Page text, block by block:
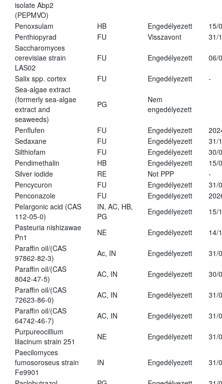
isolate Abp2
(PEPMVO)
Penoxsulam HB Engedélyezett
15/
Penthiopyrad
FU Visszavont
31/
Saccharomyces
cerevisiae strain
LAS02
FU Engedélyezett 06/
Salix spp. cortex FU Engedélyezett
-
Sea-algae extract
(formerly sea-algae
extract and
seaweeds)
PG
Nem
engedélyezett
Penflufen FU Engedélyezett
Sedaxane
FU Engedélyezett
31/
Silthiofam
FU Engedélyezett
30/
Pendimethalin
HB Engedélyezett
15/
Silver iodide
RE Not PPP
-
Pencycuron
FU Engedélyezett
31/
Penconazole
FU Engedélyezett
Pelargonic acid (CAS
112-05-0)
IN, AC, HB,
PG
Engedélyezett
15/
Pasteuria nishizawae
Pn1
NE Engedélyezett
14/
Paraffin oil/(CAS
97862-82-3)
Ac, IN Engedélyezett
31/
Paraffin oil/(CAS
8042-47-5)
AC, IN Engedélyezett
30/
Paraffin oil/(CAS
72623-86-0)
AC, IN Engedélyezett
31/
Paraffin oil/(CAS
64742-46-7)
AC, IN Engedélyezett
31/
Purpureocillium
lilacinum strain 251
NE Engedélyezett
31/
Paecilomyces
fumosoroseus strain
Fe9901
IN Engedélyezett 31/